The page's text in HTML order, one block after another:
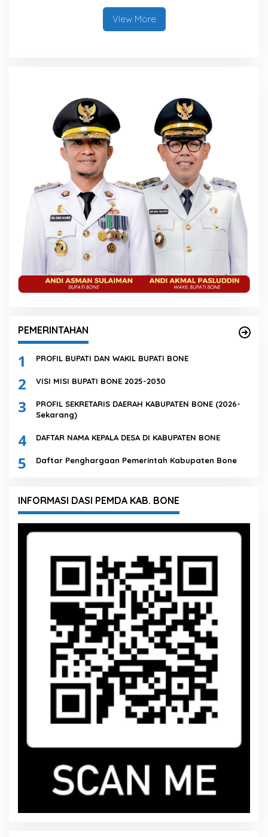
View More
PEMERINTAHAN
1 PROFIL BUPATI DAN WAKIL BUPATI BONE
2 VISI MISI BUPATI BONE 2025-2030
3
PROFIL SEKRETARIS DAERAH KABUPATEN BONE (2026-
Sekarang)
4 DAFTAR NAMA KEPALA DESA DI KABUPATEN BONE
5 Daftar Penghargaan Pemerintah Kabupaten Bone
INFORMASI DASI PEMDA KAB. BONE